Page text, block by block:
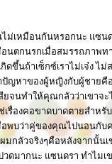
ม่เหมือนกันหรอกนะ แซน
ตกนรกเมื่อสมรรถภาพท
ดขึ้นถ้าเซ็กซ์เราไม่เจ๋ง
ญหาของผู้หญิงกับผู้ชายคื
ยจนทำให้คุณกลัวว่าเขา
รื่องคอขาดบาดตายสำห
พบว่าคู่ของคุณไปนอนกับ
ลัวจริงๆคือหลังจากนั้นเ
ดมากนะ แซนดรา ทำไม